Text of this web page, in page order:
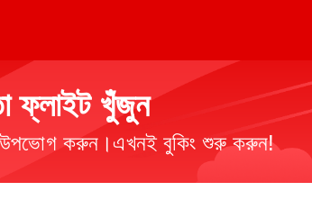
ফ্লাইট খুঁজুন
উপভোগ করুন।এখনই বুকিং শুরু করুন!